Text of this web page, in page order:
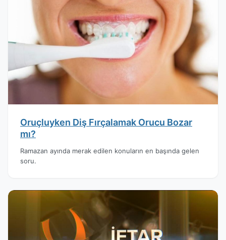
Oruçluyken Diş Fırçalamak Orucu Bozar
mı?
Ramazan ayında merak edilen konuların en başında gelen
soru.